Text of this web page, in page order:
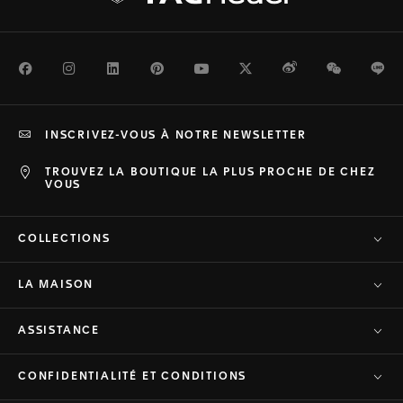
FacebookInstagramLinkedInPinterestYoutubeTwitterWeiboWeChat
TROUVEZ LA BOUTIQUE LA PLUS PROCHE DE CHEZ
VOUS
INSCRIVEZ-VOUS À NOTRE NEWSLETTER
COLLECTIONS
LA MAISON
ASSISTANCE
CONFIDENTIALITÉ ET CONDITIONS